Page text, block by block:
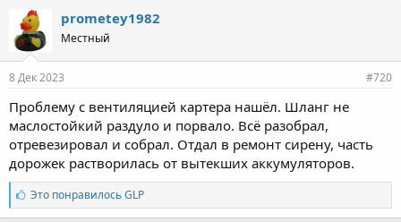
prometey1982
Местный
8 Дек 2023 #720
Проблему с вентиляцией картера нашёл. Шланг не
маслостойкий раздуло и порвало. Всё разобрал,
отревезировал и собрал. Отдал в ремонт сирену, часть
дорожек растворилась от вытекших аккумуляторов.
Л
а
Это понравилосьGLP